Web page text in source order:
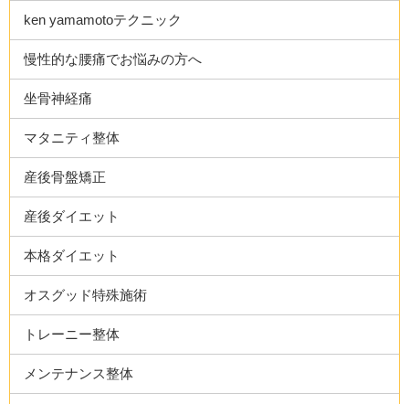
ken yamamotoテクニック
慢性的な腰痛でお悩みの方へ
坐骨神経痛
マタニティ整体
産後骨盤矯正
産後ダイエット
本格ダイエット
オスグッド特殊施術
トレーニー整体
メンテナンス整体